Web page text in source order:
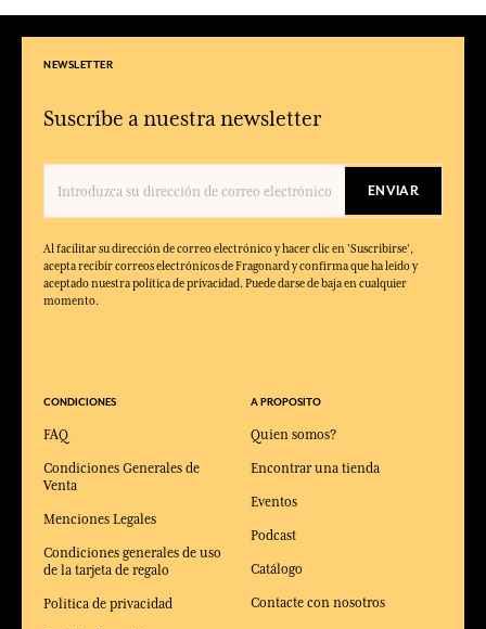
NEWSLETTER
Suscríbe a nuestra newsletter
ENVIAR
Al facilitar su dirección de correo electrónico y hacer clic en 'Suscribirse',
acepta recibir correos electrónicos de Fragonard y confirma que ha leído y
aceptado nuestra política de privacidad. Puede darse de baja en cualquier
momento.
CONDICIONES
FAQ
Condiciones Generales de
Venta
Menciones Legales
Condiciones generales de uso
de la tarjeta de regalo
Política de privacidad
A PROPOSITO
Quien somos?
Encontrar una tienda
Eventos
Podcast
Catálogo
Contacte con nosotros